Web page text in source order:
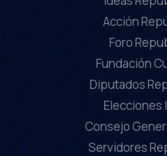
Acción
Foro
Fundación
Diputados
Elecciones
Consejo
Servidores